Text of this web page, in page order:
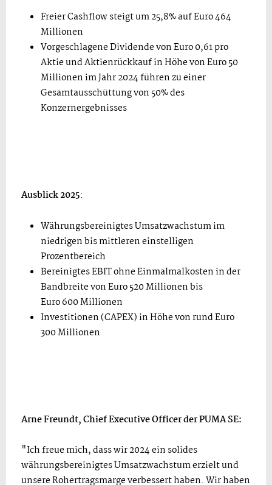
Freier Cashflow steigt um 25,8% auf Euro 464
Millionen
Vorgeschlagene Dividende von Euro 0,61 pro
Aktie und Aktienrückkauf in Höhe von Euro 50
Millionen im Jahr 2024 führen zu einer
Gesamtausschüttung von 50% des
Konzernergebnisses
Ausblick 2025:
Währungsbereinigtes Umsatzwachstum im
niedrigen bis mittleren einstelligen
Prozentbereich
Bereinigtes EBIT ohne Einmalmalkosten in der
Bandbreite von Euro 520 Millionen bis
Euro 600 Millionen
Investitionen (CAPEX) in Höhe von rund Euro
300 Millionen
Arne Freundt, Chief Executive Officer der PUMA SE:
"Ich freue mich, dass wir 2024 ein solides
währungsbereinigtes Umsatzwachstum erzielt und
unsere Rohertragsmarge verbessert haben. Wir haben